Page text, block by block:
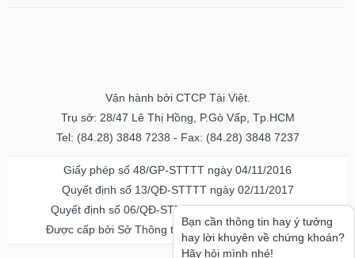
Vận hành bởi CTCP Tài Việt.
Trụ sở: 28/47 Lê Thị Hồng, P.Gò Vấp, Tp.HCM
Tel: (84.28) 3848 7238 - Fax: (84.28) 3848 7237
Giấy phép số 48/GP-STTTT ngày 04/11/2016
Quyết định số 13/QĐ-STTTT ngày 02/11/2017
Quyết định số 06/QĐ-STTTT-ICP ngày 20/07/2023
Được cấp bởi Sở Thông tin và Truyền thông TPHCM
Bạn cần thông tin hay ý tưởng
hay lời khuyên về chứng khoán?
Hãy hỏi mình nhé!